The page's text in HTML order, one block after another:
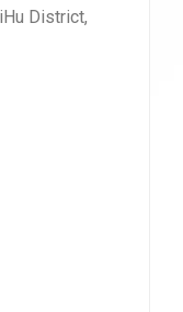
District,